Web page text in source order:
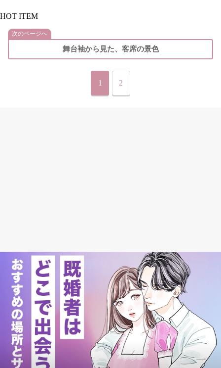
HOT ITEM
次のページへ
舞台袖から見た、客席の景色
1 2